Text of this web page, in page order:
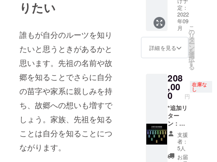
りたい
誰もが自分のルーツを知り
たいと思うときがあるかと
思います。先祖の名前や故
郷を知ることでさらに自分
の苗字や家系に親しみを持
ち、故郷への想いも増すで
しょう。家族、先祖を知る
ことは自分を知ることにつ
ながります。
ださ
い。 ※
リター
ン価格
は、原
則、税
込、送
です。
きかね
ます。
※ 値引
き額
は、販
売予定
価格に
計金額
に対す
るもの
です。
※ ご本
人様確
認のた
め、備
考欄に
生年月
日をご
聞（4家
系） ※
未成年
者の方
はご支
援いた
だけま
了承く
ださ
い。
誤って
支援さ
れた場
合ご支
援の
キャン
セル手
続きは
予定価
格：税
218,000
円] ＜商
品内容
＞ - 家
ホル
ダー -
戸籍謄
本ホル
ダー -
家族年
表 - 家
族年表
ホル
ダー -
桐箱 -
定：
2022
年09
月
詳細を見る
こ
の
リ
タ
ー
ン
を
選
択
す
る
208
,00
0 円
在庫な
し
*追加リ
ター
ン：割
引額と
お届け
予定が
異なり
支援
者：
5人
お届